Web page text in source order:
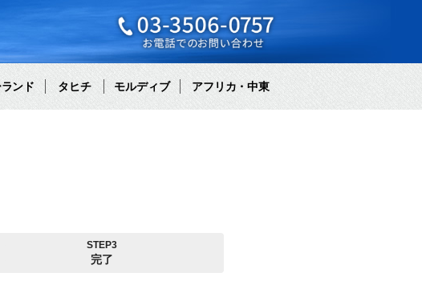
ンド タヒチ モルディブ アフリカ・中東
STEP3
完了